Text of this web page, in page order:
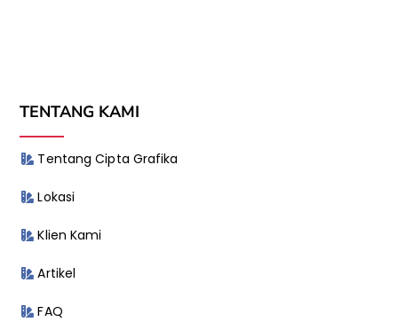
TENTANG KAMI
Tentang Cipta Grafika
Lokasi
Klien Kami
Artikel
FAQ